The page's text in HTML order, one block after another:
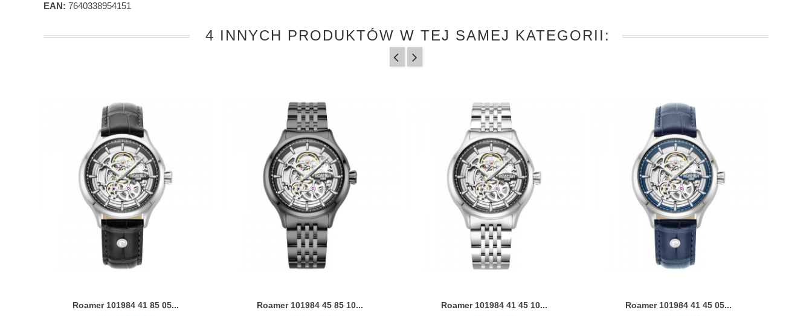
EAN: 7640338954151
4 INNYCH PRODUKTÓW W TEJ SAMEJ KATEGORII:
Roamer 101984 41 85 05...
 Roamer 101984 45 85 10...
 Roamer 101984 41 45 10...
 Roamer 101984 41 45 05...
